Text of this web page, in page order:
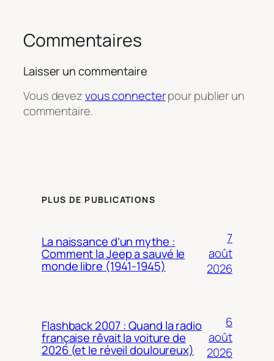
Commentaires
Laisser un commentaire
Vous devezvous connecterpour publier un
commentaire.
PLUS DE PUBLICATIONS
La naissance d’un mythe :
Comment la Jeep a sauvé le
monde libre (1941-1945)
7
août
2026
Flashback 2007 : Quand la radio
française rêvait la voiture de
2026 (et le réveil douloureux)
6
août
2026